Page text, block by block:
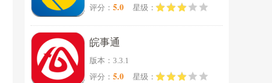
评分： 5.0 星级：
皖事通
版本：3.3.1
评分： 5.0 星级：